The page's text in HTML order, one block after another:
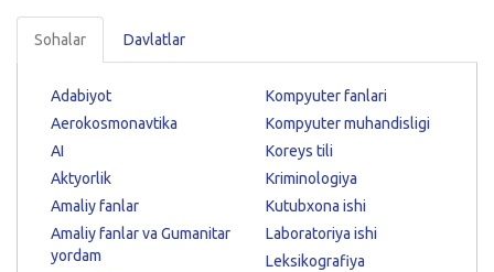
Sohalar Davlatlar
Adabiyot
Aerokosmonavtika
AI
Aktyorlik
Amaliy fanlar
Amaliy fanlar va Gumanitar
yordam
Kompyuter fanlari
Kompyuter muhandisligi
Koreys tili
Kriminologiya
Kutubxona ishi
Laboratoriya ishi
Leksikografiya